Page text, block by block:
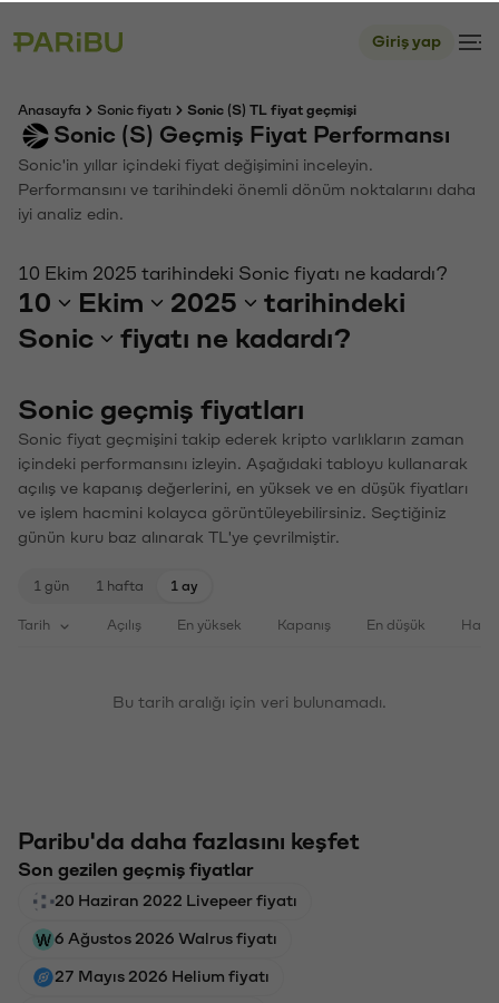
Giriş yap
Anasayfa Sonic fiyatı Sonic (S) TL fiyat geçmişi
Sonic (S) Geçmiş Fiyat Performansı
Sonic'in yıllar içindeki fiyat değişimini inceleyin.
Performansını ve tarihindeki önemli dönüm noktalarını daha
iyi analiz edin.
10 Ekim 2025 tarihindeki Sonic fiyatı ne kadardı?
10 Ekim 2025
tarihindeki
Sonic
fiyatı ne kadardı?
Sonic geçmiş fiyatları
Sonic fiyat geçmişini takip ederek kripto varlıkların zaman
içindeki performansını izleyin. Aşağıdaki tabloyu kullanarak
açılış ve kapanış değerlerini, en yüksek ve en düşük fiyatları
ve işlem hacmini kolayca görüntüleyebilirsiniz. Seçtiğiniz
günün kuru baz alınarak TL'ye çevrilmiştir.
1 gün 1 hafta 1 ay
Tarih Açılış En yüksek Kapanış En düşük
Bu tarih aralığı için veri bulunamadı.
Paribu'da daha fazlasını keşfet
Son gezilen geçmiş fiyatlar
20 Haziran 2022 Livepeer fiyatı
6 Ağustos 2026 Walrus fiyatı
27 Mayıs 2026 Helium fiyatı